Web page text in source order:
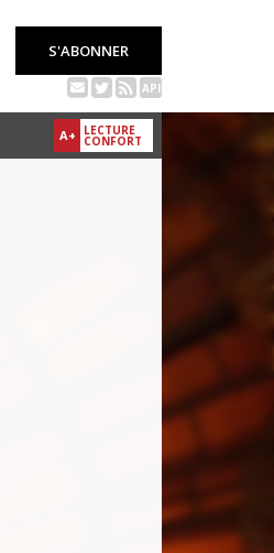
S'ABONNER
API
A+ LECTURE
CONFORT